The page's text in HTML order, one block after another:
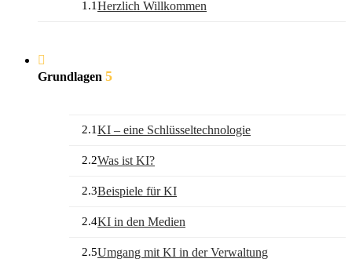
1.1Herzlich Willkommen
Grundlagen 5
2.1KI – eine Schlüsseltechnologie
2.2Was ist KI?
2.3Beispiele für KI
2.4KI in den Medien
2.5Umgang mit KI in der Verwaltung